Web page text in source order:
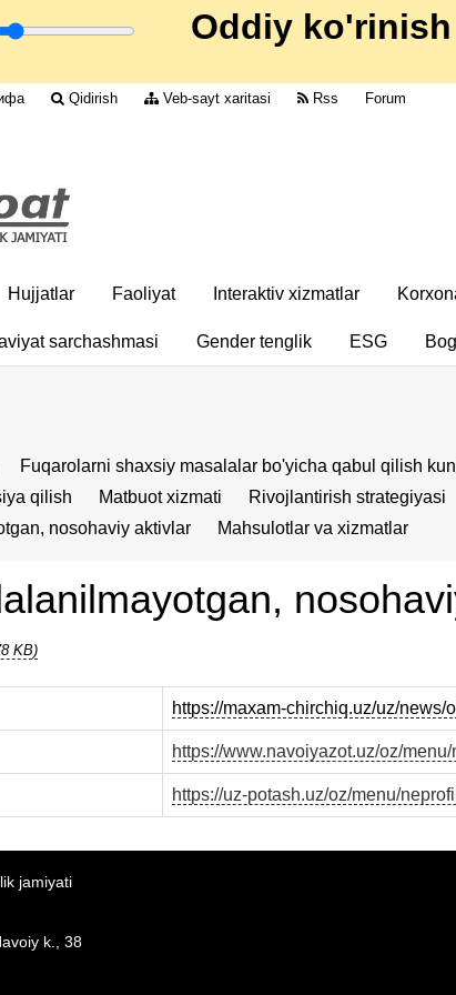
Oddiy ko'rinish
Qidirish Veb-sayt xaritasi Rss
Forum
Hujjatlar Faoliyat Interaktiv xizmatlar
sarchashmasi Gender tenglik ESG
Fuqarolarni shaxsiy masalalar bo'yicha qabul qilish
qilish
Matbuot xizmati Rivojlantirish strategiyasi
nosohaviy aktivlar Mahsulotlar va xizmatlar
KB)
https://maxam-chirchiq.uz/uz/news/
https://www.navoiyazot.uz/oz/
https://uz-potash.uz/oz/menu/
jamiyati
k., 38